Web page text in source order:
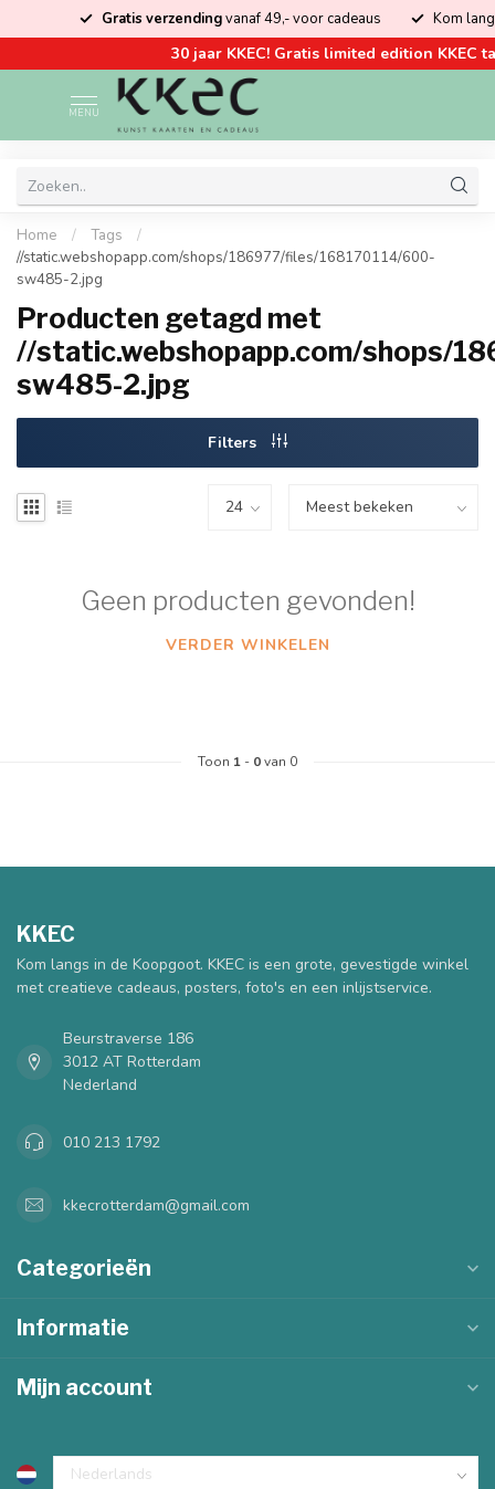
Gratis verzendingvanaf 49,- voor cadeaus Kom
30 jaar KKEC! Gratis limited edition KKEC
MENU
Home / Tags
/
//static.webshopapp.com/shops/186977/files/168170114/600-
sw485-2.jpg
Producten getagd met
//static.webshopapp.com/shops/
sw485-2.jpg
Filters
Geen producten gevonden!
VERDER WINKELEN
Toon 1 - 0van 0
KKEC
Kom langs in de Koopgoot. KKEC is een grote, gevestigde winkel
met creatieve cadeaus, posters, foto's en een inlijstservice.
Beurstraverse 186
3012 AT Rotterdam
Nederland
010 213 1792
kkecrotterdam@gmail.com
Categorieën
Informatie
Mijn account